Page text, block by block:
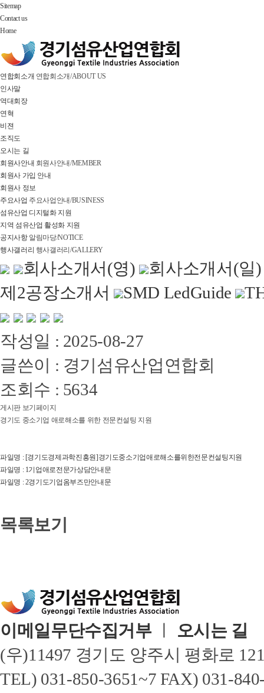
Sitemap
Contact us
Home
연합회소개 연합회소개/ABOUT US
인사말
역대회장
연혁
비젼
조직도
오시는 길
회원사안내 회원사안내/MEMBER
회원사 가입 안내
회원사 정보
주요사업 주요사업안내/BUSINESS
섬유산업 디지털화 지원
지역 섬유산업 활성화 지원
공지사항 알림마당/NOTICE
행사갤러리 행사갤러리/GALLERY
회사소개서(영)
회사소개서(일)
제2공장소개서
SMD LedGuide
작성일 : 2025-08-27
글쓴이 : 경기섬유산업연합회
조회수 : 5634
게시판 보기페이지
경기도 중소기업 애로해소를 위한 전문컨설팅 지원
파일명 : [경기도경제과학진흥원]경기도중소기업애로해소를위한전문컨설팅지원
파일명 : 1기업애로전문가상담안내문
파일명 : 2경기도기업옴부즈만안내문
목록보기
이메일무단수집거부
오시는 길
(우)11497 경기도 양주시 평화로
TEL) 031-850-3651~7 FAX) 031-